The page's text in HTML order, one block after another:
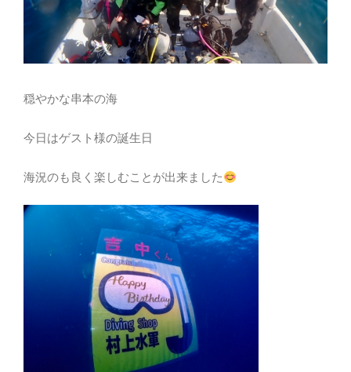
穏やかな串本の海
今日はゲスト様の誕生日
海況のも良く楽しむことが出来ました